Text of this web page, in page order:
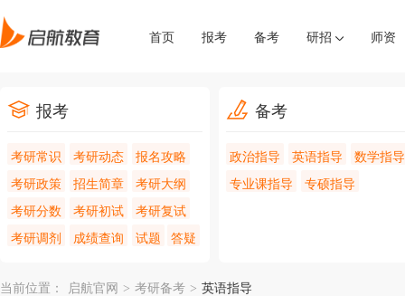
首页 报考 备考 研招 师资
报考
考研常识 考研动态
报名攻略
考研政策
招生简章
考研大纲
考研分数
考研初试
考研复试
考研调剂
成绩查询 试题 答疑
备考
政治指导 英语指导
数学指导
专业课指导
专硕指导
当前位置： 启航官网 > 考研备考 > 英语指导